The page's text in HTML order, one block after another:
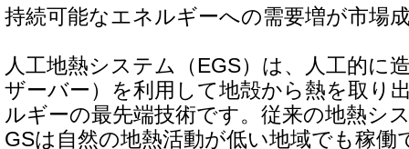
持続可能なエネルギーへの需要増が市場
人工地熱システム（EGS）は、人工的に
ザーバー）を利用して地殻から熱を取り
ルギーの最先端技術です。従来の地熱シ
GSは自然の地熱活動が低い地域でも稼働